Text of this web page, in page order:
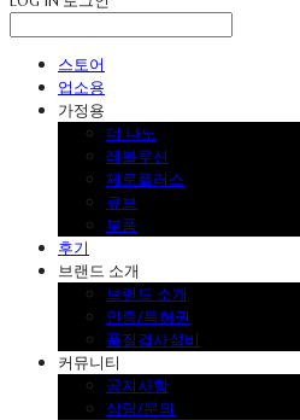
스토어
업소용
가정용
더 나노
레볼루션
제로플러스
큐브
부품
후기
브랜드 소개
브랜드 소개
인증/특허권
품질검사설비
커뮤니티
공지사항
상담/문의